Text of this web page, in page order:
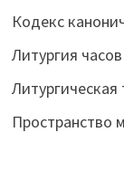
Кодекс
Литургия часов
Литургическая
Пространство